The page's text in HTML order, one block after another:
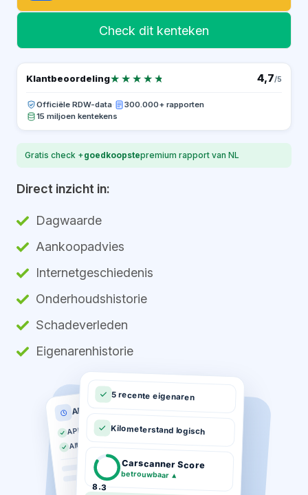
Check dit kenteken
Klantbeoordeling★★★★★
★★★★★ 4,7/5
Officiële RDW-data·
300.000+ rapporten
15 miljoen kentekens
Gratis check +goedkoopstepremium rapport van NL
Direct inzicht in:
Dagwaarde
Aankoopadvies
Internetgeschiedenis
Onderhoudshistorie
Schadeverleden
Eigenarenhistorie
APK historie
APK geldig tot 03-2026
Altijd op tijd gekeurd
5 recente eigenaren
Kilometerstand logisch
8.3
Carscanner Score
betrouwbaar ▲